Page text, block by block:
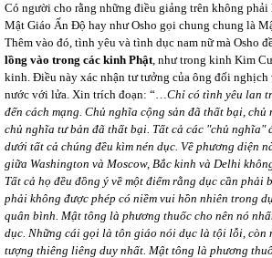
Có người cho rằng những điều giảng trên không phải
Mật Giáo Ấn Độ hay như Osho gọi chung chung là
Thêm vào đó, tình yêu và tình dục nam nữ mà Osho
lồng vào trong các kinh Phật, như trong kinh Kim
kinh. Điều này xác nhận tư tưởng của ông đối
nước với lửa. Xin trích đoạn: “…Chỉ có tình yêu lan
đến cách mạng. Chủ nghĩa cộng sản đã thất bại,
chủ nghĩa tư bản đã thất bại. Tất cả các "chủ nghĩa"
dưới tất cả chúng đều kìm nén dục. Về phương diện
giữa Washington và Moscow, Bắc kinh và Delhi
Tất cả họ đều đồng ý về một điểm rằng dục cần phải
phải không được phép có niềm vui hồn nhiên trong
quân bình. Mật tông là phương thuốc cho nên nó
dục. Những cái gọi là tôn giáo nói dục là tội lỗi, còn
tượng thiêng liêng duy nhất. Mật tông là phương